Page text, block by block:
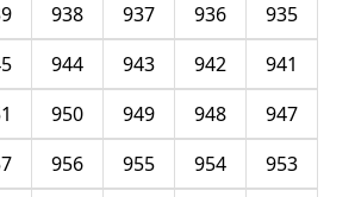
935
936
937
938
941
942
943
944
947
948
949
950
953
954
955
956